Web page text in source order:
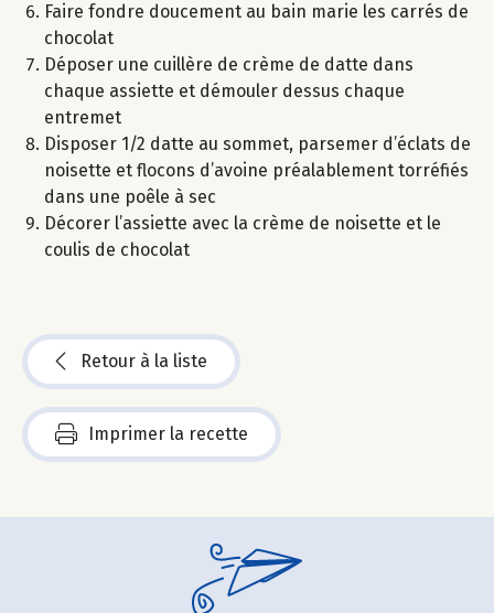
Faire fondre doucement au bain marie les carrés de
chocolat
Déposer une cuillère de crème de datte dans
chaque assiette et démouler dessus chaque
entremet
Disposer 1/2 datte au sommet, parsemer d’éclats de
noisette et flocons d’avoine préalablement torréfiés
dans une poêle à sec
Décorer l’assiette avec la crème de noisette et le
coulis de chocolat
Retour à la liste
Imprimer la recette